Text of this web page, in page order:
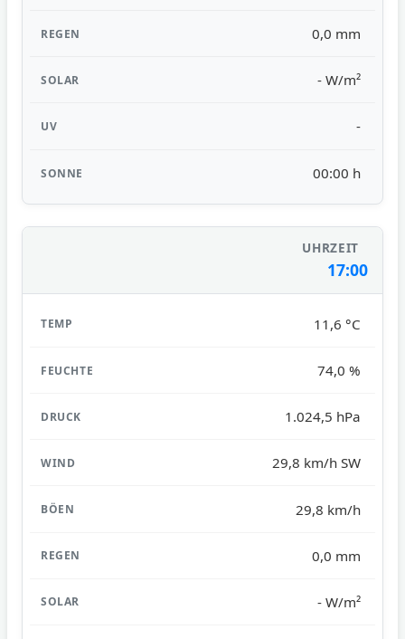
0,0 mm
- W/m²
-
00:00 h
17:00
11,6 °C
74,0 %
1.024,5 hPa
29,8 km/h SW
29,8 km/h
0,0 mm
- W/m²